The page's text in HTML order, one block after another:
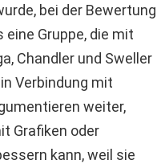
bei der Bewertung
Gruppe, die mit
Chandler und Sweller
Verbindung mit
weiter,
Grafiken oder
kann, weil sie